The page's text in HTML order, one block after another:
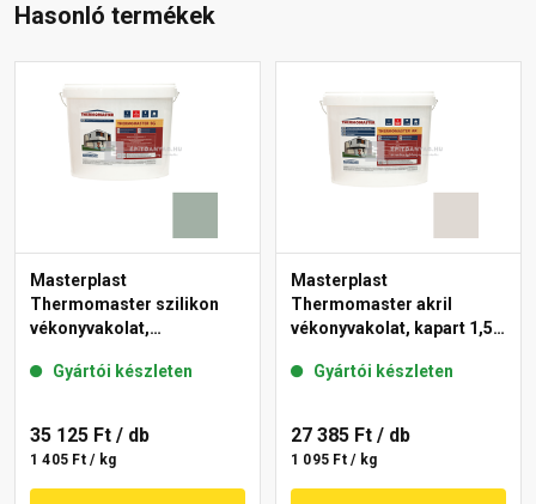
Hasonló termékek
Masterplast
Thermomaster szilikon
vékonyvakolat,
43-D 25 kg
Gyártói készleten
35 125 Ft / db
1 405 Ft / kg
Masterplast
Thermomaster akril
vékonyvakolat, kapart 1,5
Gyártói készleten
27 385 Ft / db
1 095 Ft / kg